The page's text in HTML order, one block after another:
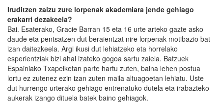
Iruditzen zaizu zure lorpenak akademiara jende gehiago
erakarri dezakeela?
Bai. Esaterako, Gracie Barran 15 eta 16 urte arteko gazte asko
daude eta pentsatzen dut beraientzat nire lorpenak motibazio bat
izan daitezkeela. Argi ikusi dut lehiatzeko eta horrelako
esperientziak bizi ahal izateko gogoa sartu zaiela. Batzuek
Espainiako Txapelketan parte hartu zuten, baina lehen postua
lortu ez zutenez ezin izan zuten maila altuagoetan lehiatu. Uste
dut hurrengo urterako gehiago entrenatuko dutela eta irabazteko
aukerak izango dituela batek baino gehiagok.